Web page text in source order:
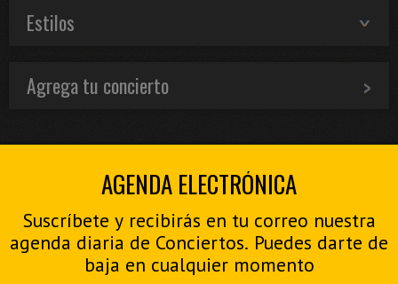
Estilos
Agrega tu concierto
AGENDA ELECTRÓNICA
Suscríbete y recibirás en tu correo nuestra
agenda diaria de Conciertos. Puedes darte de
baja en cualquier momento